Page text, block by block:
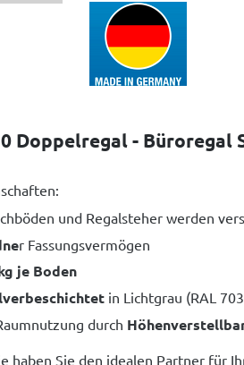
Doppelregal - Büroregal
und Regalsteher werden
r Fassungsvermögen
je Boden
in Lichtgrau (RAL
durch
haben Sie den idealen Partner für